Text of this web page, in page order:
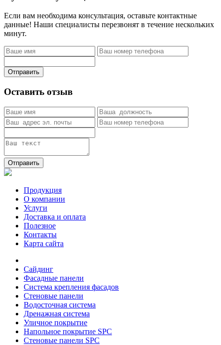
Если вам необходима консультация, оставьте контактные
данные! Наши специалисты перезвонят в течение нескольких
минут.
Отправить
Оставить отзыв
Отправить
Продукция
О компании
Услуги
Доставка и оплата
Полезное
Контакты
Карта сайта
Сайдинг
Фасадные панели
Система крепления фасадов
Стеновые панели
Водосточная система
Дренажная система
Уличное покрытие
Напольное покрытие SPC
Стеновые панели SPC